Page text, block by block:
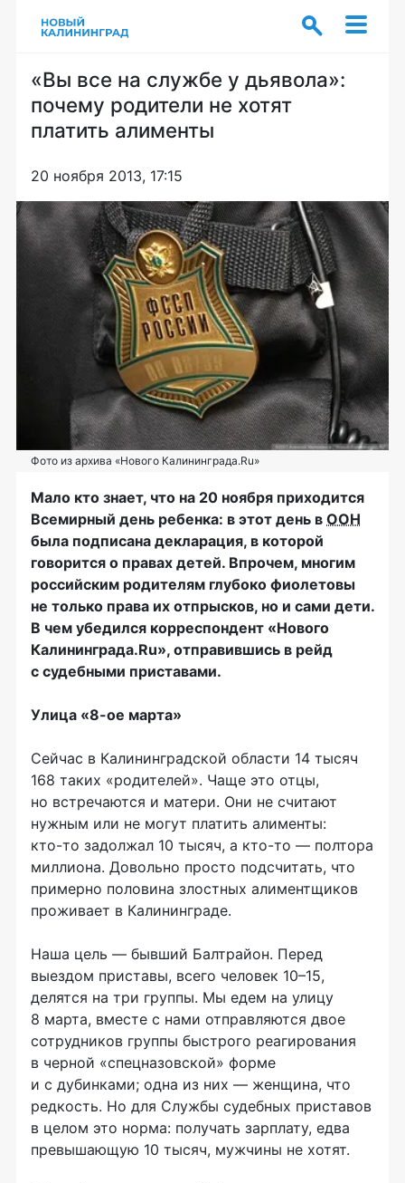
«Вы все на службе у дьявола»:
почему родители не хотят
платить алименты
20 ноября 2013, 17:15
Фото из архива «Нового Калининграда.Ru»
Мало кто знает, что на 20 ноября приходится
Всемирный день ребенка: в этот день в ООН
была подписана декларация, в которой
говорится о правах детей. Впрочем, многим
российским родителям глубоко фиолетовы
не только права их отпрысков, но и сами дети.
В чем убедился корреспондент «Нового
Калининграда.Ru», отправившись в рейд
с судебными приставами.
Улица «8-ое марта»
Сейчас в Калининградской области 14 тысяч
168 таких «родителей». Чаще это отцы,
но встречаются и матери. Они не считают
нужным или не могут платить алименты:
кто-то задолжал 10 тысяч, а кто-то — полтора
миллиона. Довольно просто подсчитать, что
примерно половина злостных алиментщиков
проживает в Калининграде.
Наша цель — бывший Балтрайон. Перед
выездом приставы, всего человек 10–15,
делятся на три группы. Мы едем на улицу
8 марта, вместе с нами отправляются двое
сотрудников группы быстрого реагирования
в черной «спецназовской» форме
и с дубинками; одна из них — женщина, что
редкость. Но для Службы судебных приставов
в целом это норма: получать зарплату, едва
превышающую 10 тысяч, мужчины не хотят.